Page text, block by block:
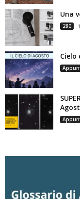
Una
280
Cielo